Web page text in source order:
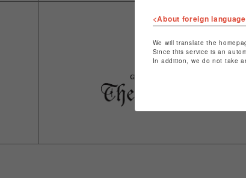
<About foreign
We will translate the
Since this service is an
In addition, we do not take